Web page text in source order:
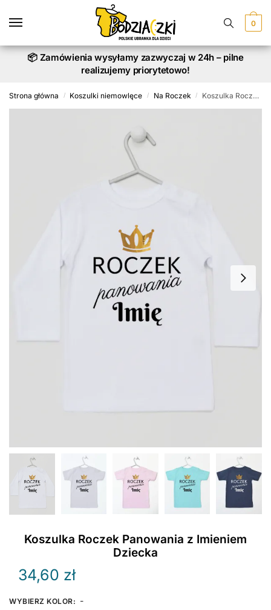
0
📦 Zamówienia wysyłamy zazwyczaj w 24h – pilne
realizujemy priorytetowo!
Strona główna / Koszulki niemowlęce / Na Roczek / Koszulka Roczek Panowania z Imieniem Dziecka
Koszulka Roczek Panowania z Imieniem
Dziecka
34,60 zł
WYBIERZ KOLOR: -